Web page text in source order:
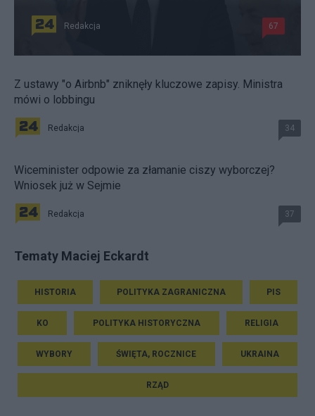
Redakcja 67
Z ustawy "o Airbnb" zniknęły kluczowe zapisy. Ministra
mówi o lobbingu
Redakcja 34
Wiceminister odpowie za złamanie ciszy wyborczej?
Wniosek już w Sejmie
Redakcja 37
Tematy Maciej Eckardt
HISTORIA POLITYKA ZAGRANICZNA PIS
KO POLITYKA HISTORYCZNA RELIGIA
WYBORY ŚWIĘTA, ROCZNICE UKRAINA
RZĄD